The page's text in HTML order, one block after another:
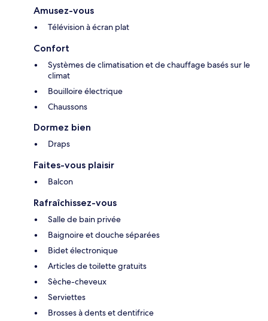
Amusez-vous
Télévision à écran plat
Confort
Systèmes de climatisation et de chauffage basés sur le
climat
Bouilloire électrique
Chaussons
Dormez bien
Draps
Faites-vous plaisir
Balcon
Rafraîchissez-vous
Salle de bain privée
Baignoire et douche séparées
Bidet électronique
Articles de toilette gratuits
Sèche-cheveux
Serviettes
Brosses à dents et dentifrice